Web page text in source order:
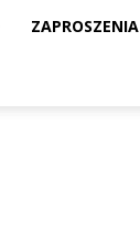
ZAPROSZENIA